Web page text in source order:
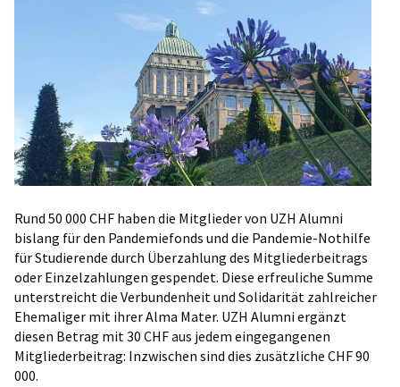
Rund 50 000 CHF haben die Mitglieder von UZH Alumni
bislang für den Pandemiefonds und die Pandemie-Nothilfe
für Studierende durch Überzahlung des Mitgliederbeitrags
oder Einzelzahlungen gespendet. Diese erfreuliche Summe
unterstreicht die Verbundenheit und Solidarität zahlreicher
Ehemaliger mit ihrer Alma Mater. UZH Alumni ergänzt
diesen Betrag mit 30 CHF aus jedem eingegangenen
Mitgliederbeitrag: Inzwischen sind dies zusätzliche CHF 90
000.